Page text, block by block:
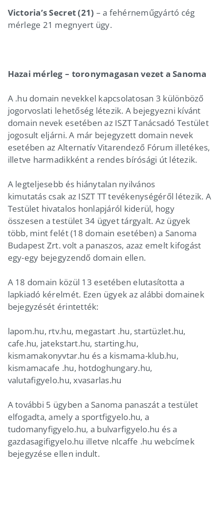
Victoria’s Secret (21) – a fehérneműgyártó cég
mérlege 21 megnyert ügy.
Hazai mérleg – toronymagasan vezet a Sanoma
A .hu domain nevekkel kapcsolatosan 3 különböző
jogorvoslati lehetőség létezik. A bejegyezni kívánt
domain nevek esetében az ISZT Tanácsadó Testület
jogosult eljárni. A már bejegyzett domain nevek
esetében az Alternatív Vitarendező Fórum illetékes,
illetve harmadikként a rendes bírósági út létezik.
A legteljesebb és hiánytalan nyilvános
kimutatás csak az ISZT TT tevékenységéről létezik. A
Testület hivatalos honlapjáról kiderül, hogy
összesen a testület 34 ügyet tárgyalt. Az ügyek
több, mint felét (18 domain esetében) a Sanoma
Budapest Zrt. volt a panaszos, azaz emelt kifogást
egy-egy bejegyzendő domain ellen.
A 18 domain közül 13 esetében elutasította a
lapkiadó kérelmét. Ezen ügyek az alábbi domainek
bejegyzését érintették:
lapom.hu, rtv.hu, megastart .hu, startüzlet.hu,
cafe.hu, jatekstart.hu, starting.hu,
kismamakonyvtar.hu és a kismama-klub.hu,
kismamacafe .hu, hotdoghungary.hu,
valutafigyelo.hu, xvasarlas.hu
A további 5 ügyben a Sanoma panaszát a testület
elfogadta, amely a sportfigyelo.hu, a
tudomanyfigyelo.hu, a bulvarfigyelo.hu és a
gazdasagifigyelo.hu illetve nlcaffe .hu webcímek
bejegyzése ellen indult.